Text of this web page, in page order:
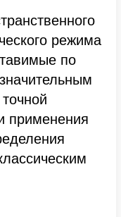
режима
по
применения